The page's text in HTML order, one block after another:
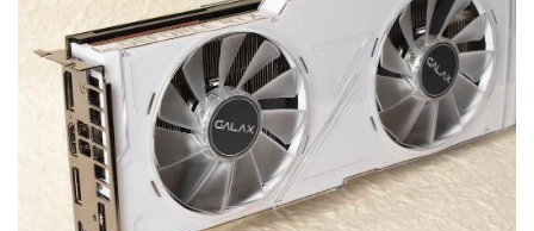
EduTech
IT Times
生成式AI與雲端應用
Enterprise Digital Transformation